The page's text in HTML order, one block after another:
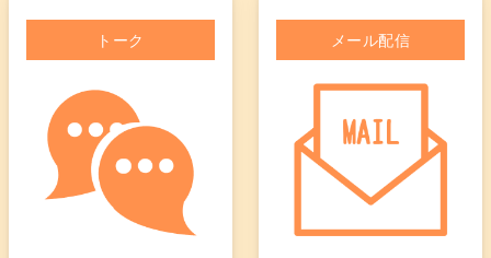
トーク メール配信